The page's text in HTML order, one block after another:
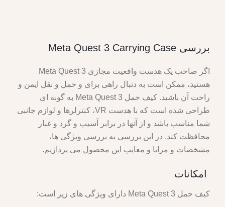
بررسی Meta Quest 3 Carrying Case
اگر صاحب یک هدست واقعیت مجازی Meta Quest 3
هستید، ممکن است به دنبال راهی برای و حمل و نقل ایمن و
راحت آن باشید. کیف حمل Meta Quest 3 به گونه ای
طراحی شده است که با هدست VR، کنترلرها و لوازم جانبی
شما مناسب باشد و از آنها در برابر آسیب و گرد و غبار
محافظت کند. در این بررسی به بررسی ویژگی ها،
مشخصات و مزایا و معایب این محصول می پردازیم.
امکانات
کیف حمل Meta Quest 3 دارای ویژگی های زیر است: